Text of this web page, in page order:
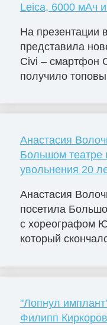
Leica, 6000 мАч
На презентации
представила
Civi – смартфон
получило
Анастасия
Большом театре
увольнения 20
Анастасия
посетила
с хореографом
который
"Лопнул
Филипп